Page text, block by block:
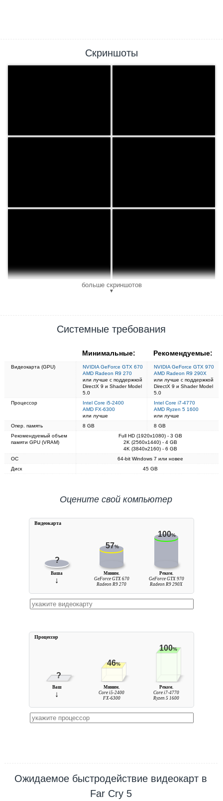
Скриншоты
больше скриншотов
▼
Системные требования
Минимальные: Рекомендуемые:
Видеокарта (GPU)
NVIDIA GeForce GTX 670
AMD Radeon R9 270
или лучше с поддержкой
DirectX 9 и Shader Model
5.0
NVIDIA GeForce GTX 970
AMD Radeon R9 290X
или лучше с поддержкой
DirectX 9 и Shader Model
5.0
Процессор
Intel Core i5-2400
AMD FX-6300
или лучше
Intel Core i7-4770
AMD Ryzen 5 1600
или лучше
Опер. память
8 GB
8 GB
Рекомендуемый объем
памяти GPU (VRAM)
Full HD (1920x1080) - 3 GB
2K (2560x1440) - 4 GB
4K (3840x2160) - 6 GB
ОС
64-bit Windows 7 или новее
Диск
45 GB
Оцените свой компьютер
?
57%
100%
Ваша
↓
Миним.
GeForce GTX 670
Radeon R9 270
Реком.
GeForce GTX 970
Radeon R9 290X
Видеокарта
?
46%
100%
Ваш
↓
Миним.
Core i5-2400
FX-6300
Реком.
Core i7-4770
Ryzen 5 1600
Процессор
Ожидаемое быстродействие видеокарт в
Far Cry 5